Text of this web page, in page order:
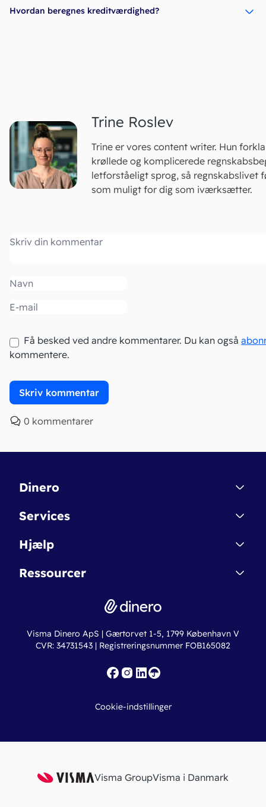
Hvordan beregnes kreditværdighed?
Trine Roslev
Trine er vores content writer. Hun
krøllede og komplicerede
letforståeligt sprog, så regnskabslivet
som muligt for dig som iværksætter.
Kommentar
Navn
Email
Få besked ved andre kommentarer. Du kan også
kommentere.
0 kommentarer
Dinero
Kontakt
Betingelser & Sikkerhed
Services
Dinero Starter
Dinero Pro
Erhvervslån
Fakturaskabeloner
Hjælp
Online regnskabskurser
Ressourcer
Ny virksomhed
Iværksætterlegat
Visma Dinero ApS | Gærtorvet 1-5, 1799 København V
CVR: 34731543 | Registreringsnummer FOB165082
Cookie-indstillinger
Visma GroupVisma i Danmark